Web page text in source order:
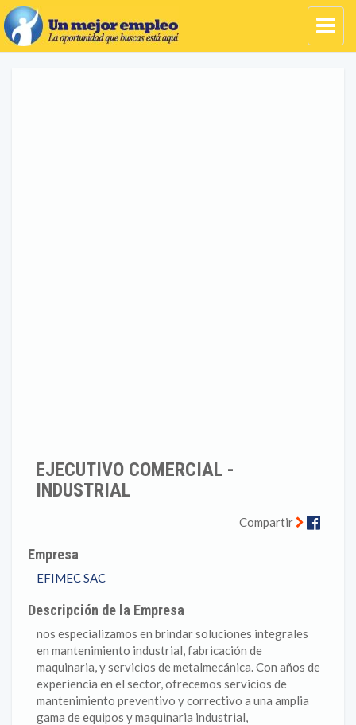
EJECUTIVO COMERCIAL -
INDUSTRIAL
Compartir
Empresa
EFIMEC SAC
Descripción de la Empresa
nos especializamos en brindar soluciones integrales
en mantenimiento industrial, fabricación de
maquinaria, y servicios de metalmecánica. Con años de
experiencia en el sector, ofrecemos servicios de
mantenimiento preventivo y correctivo a una amplia
gama de equipos y maquinaria industrial,